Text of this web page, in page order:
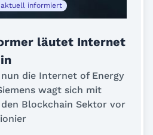
informiert
läutet Internet
die Internet of Energy
wagt sich mit
Blockchain Sektor vor